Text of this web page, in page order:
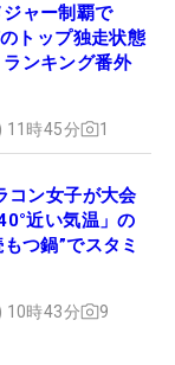
ャー制覇で
トップ独走状態
ンキング番外
11時45分 1
コン女子が大会
近い気温」の
つ鍋”でスタミ
10時43分 9